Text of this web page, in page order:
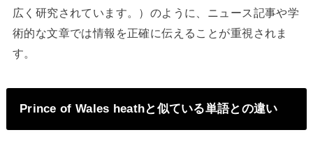
広く研究されています。）のように、ニュース記事や学
術的な文章では情報を正確に伝えることが重視されま
す。
Prince of Wales heathと似ている単語との違い